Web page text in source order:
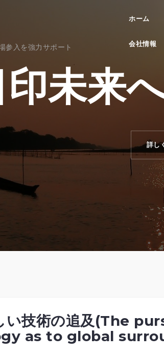
参入を強力サポート
ホーム
会社情報
印未来
詳し
い技術の追及(The
as to global